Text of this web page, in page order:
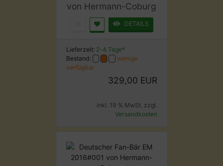
von Hermann-Coburg
DETAILS
Lieferzeit: 2-4 Tage*
Bestand:
wenige
verfügbar
329,00 EUR
inkl. 19 % MwSt. zzgl.
Versandkosten